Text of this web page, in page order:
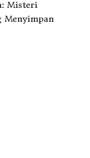
Misteri
Menyimpan